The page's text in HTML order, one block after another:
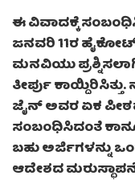
ಈ ವಿವಾದಕ್ಕೆ
ಜನವರಿ 11ರ
ಮನವಿಯು
ತೀರ್ಪು
ಜೈನ್ ಅವರ ಏಕ
ಸಂಬಂಧಿಸಿದಂತೆ
ಬಹು ಅರ್ಜಿಗಳನ್ನು
ಆದೇಶದ